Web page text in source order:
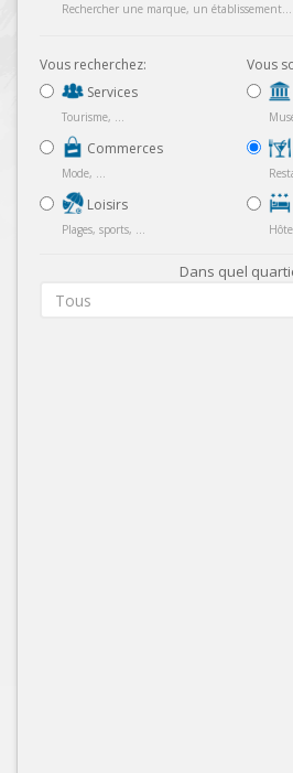
Rechercher une marque, un établissement...
Vous recherchez:
Services
Tourisme, ...
Commerces
Mode, ...
Loisirs
Plages, sports, ...
Vous
Dans quel
Tous